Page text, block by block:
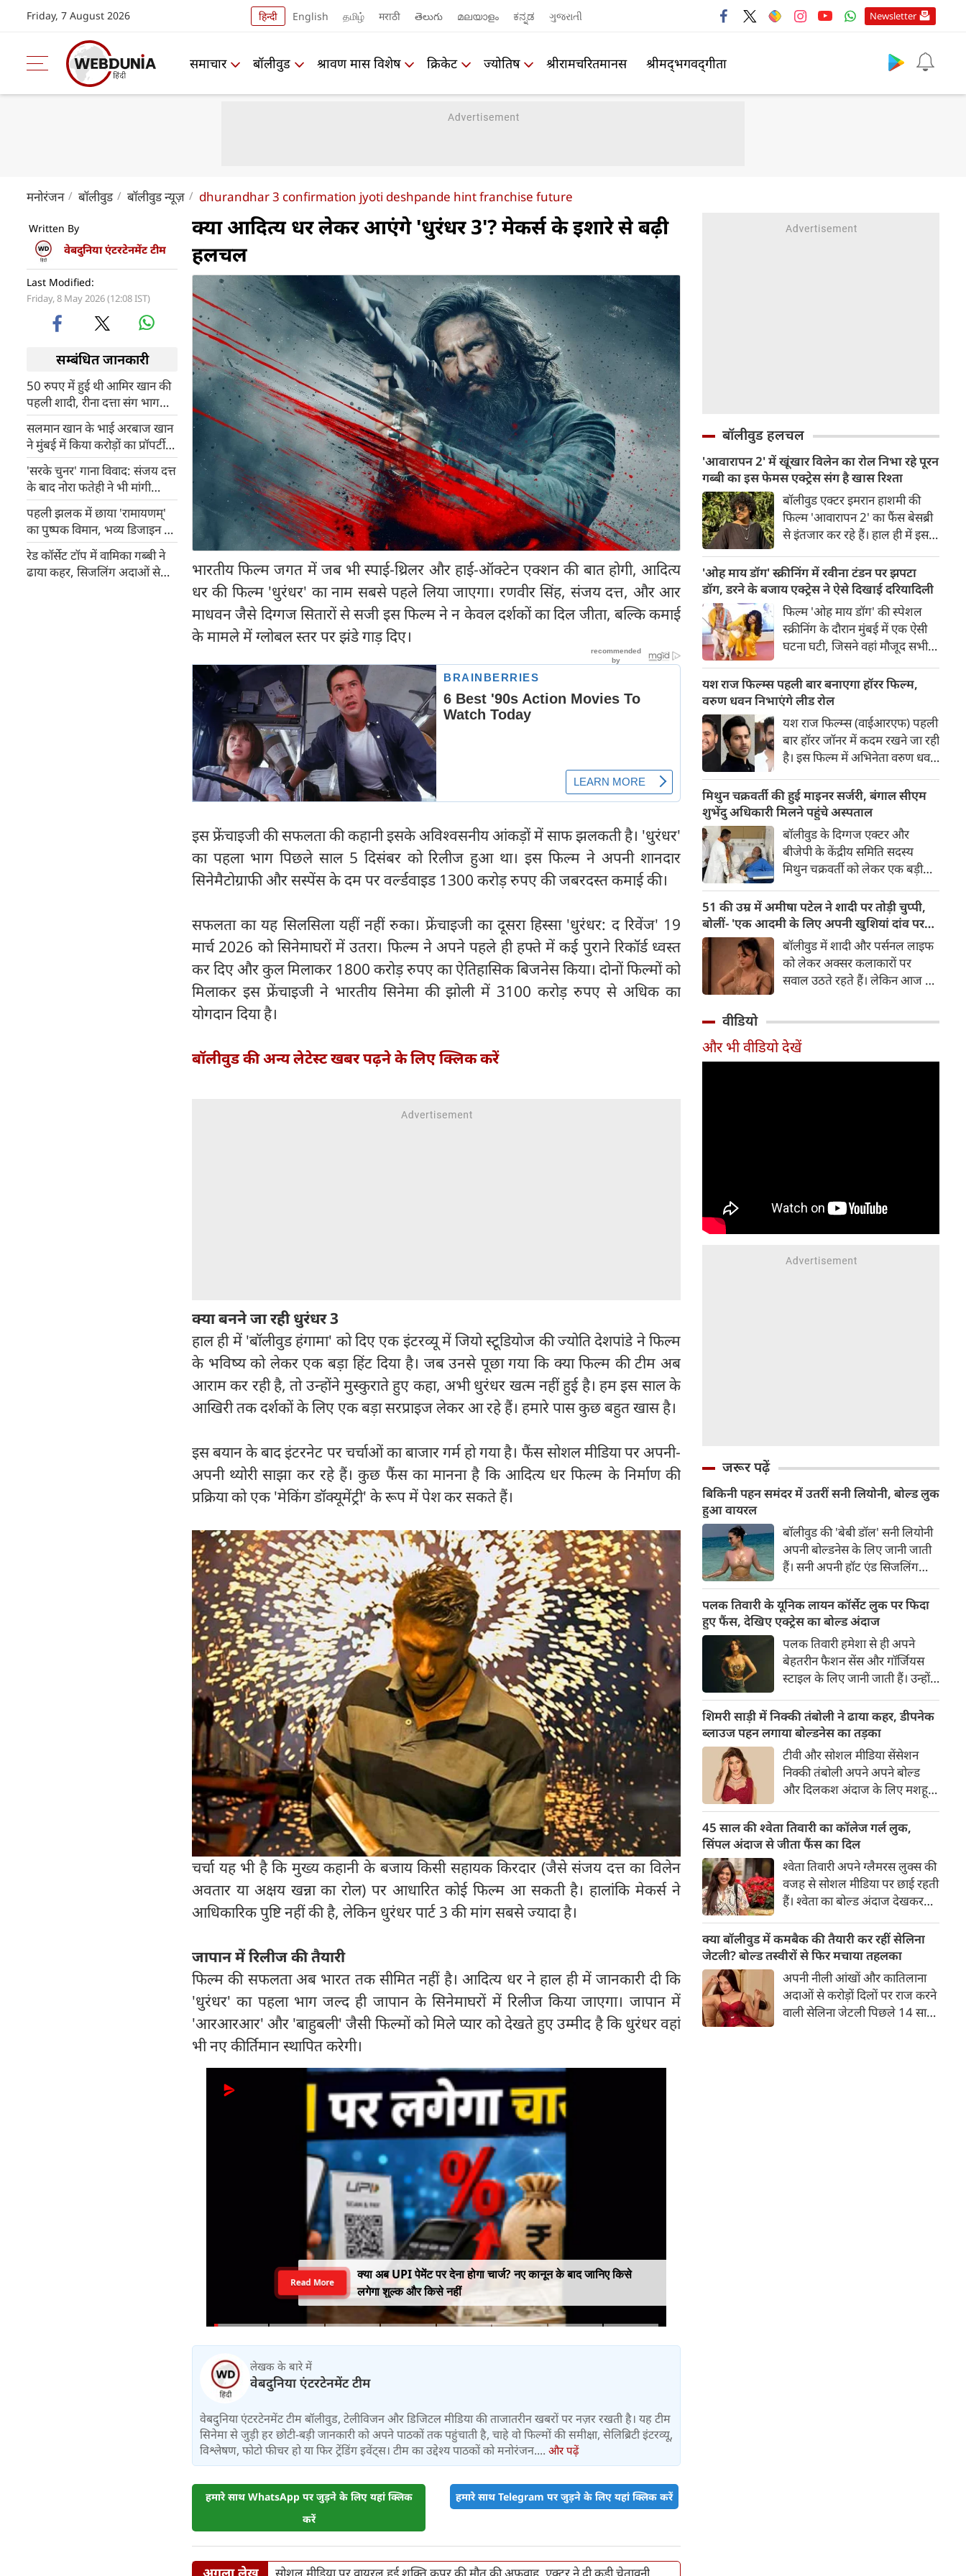
Friday, 7 August 2026 हिन्दी English தமிழ் मराठी తెలుగు മലയാളം ಕನ್ನಡ ગુજરાતી Newsletter
समाचार बॉलीवुड श्रावण मास विशेष क्रिकेट ज्योतिष श्रीरामचरितमानस श्रीमद्‍भगवद्‍गीता
मनोरंजन बॉलीवुड बॉलीवुड न्यूज़ dhurandhar 3 confirmation jyoti deshpande hint franchise future
Written By
वेबदुनिया एंटरटेनमेंट टीम
Last Modified:
Friday, 8 May 2026 (12:08 IST)
सम्बंधित जानकारी
50 रुपए में हुई थी आमिर खान की
पहली शादी, रीना दत्ता संग भागकर
रचाया था ब्याह
सलमान खान के भाई अरबाज खान
ने मुंबई में किया करोड़ों का प्रॉपर्टी
सौदा, इतने करोड़ में बेचा लग्जरी
फ्लैट
'सरके चुनर' गाना विवाद: संजय दत्त
के बाद नोरा फतेही ने भी मांगी
माफी, अनाथ बच्चियों की शिक्षा का
उठाया जिम्मा
पहली झलक में छाया 'रामायणम्'
का पुष्पक विमान, भव्य डिजाइन ने
बढ़ाई एक्साइटमेंट
रेड कॉर्सेट टॉप में वामिका गब्बी ने
ढाया कहर, सिजलिंग अदाओं से
क्या आदित्य धर लेकर आएंगे 'धुरंधर 3'? मेकर्स के इशारे से बढ़ी
हलचल
भारतीय फिल्म जगत में जब भी स्पाई-थ्रिलर और हाई-ऑक्टेन एक्शन की बात होगी, आदित्य
धर की फिल्म 'धुरंधर' का नाम सबसे पहले लिया जाएगा। रणवीर सिंह, संजय दत्त, और आर
माधवन जैसे दिग्गज सितारों से सजी इस फिल्म ने न केवल दर्शकों का दिल जीता, बल्कि कमाई
के मामले में ग्लोबल स्तर पर झंडे गाड़ दिए।
इस फ्रेंचाइजी की सफलता की कहानी इसके अविश्वसनीय आंकड़ों में साफ झलकती है। 'धुरंधर'
का पहला भाग पिछले साल 5 दिसंबर को रिलीज हुआ था। इस फिल्म ने अपनी शानदार
सिनेमैटोग्राफी और सस्पेंस के दम पर वर्ल्डवाइड 1300 करोड़ रुपए की जबरदस्त कमाई की।
सफलता का यह सिलसिला यहीं नहीं रुका। फ्रेंचाइजी का दूसरा हिस्सा 'धुरंधर: द रिवेंज' 19
मार्च 2026 को सिनेमाघरों में उतरा। फिल्म ने अपने पहले ही हफ्ते में कई पुराने रिकॉर्ड ध्वस्त
कर दिए और कुल मिलाकर 1800 करोड़ रुपए का ऐतिहासिक बिजनेस किया। दोनों फिल्मों को
मिलाकर इस फ्रेंचाइजी ने भारतीय सिनेमा की झोली में 3100 करोड़ रुपए से अधिक का
योगदान दिया है।
बॉलीवुड की अन्य लेटेस्ट खबर पढ़ने के लिए क्लिक करें
क्या बनने जा रही धुरंधर 3
हाल ही में 'बॉलीवुड हंगामा' को दिए एक इंटरव्यू में जियो स्टूडियोज की ज्योति देशपांडे ने फिल्म
के भविष्य को लेकर एक बड़ा हिंट दिया है। जब उनसे पूछा गया कि क्या फिल्म की टीम अब
आराम कर रही है, तो उन्होंने मुस्कुराते हुए कहा, अभी धुरंधर खत्म नहीं हुई है। हम इस साल के
आखिरी तक दर्शकों के लिए एक बड़ा सरप्राइज लेकर आ रहे हैं। हमारे पास कुछ बहुत खास है।
इस बयान के बाद इंटरनेट पर चर्चाओं का बाजार गर्म हो गया है। फैंस सोशल मीडिया पर अपनी-
अपनी थ्योरी साझा कर रहे हैं। कुछ फैंस का मानना है कि आदित्य धर फिल्म के निर्माण की
प्रक्रिया को एक 'मेकिंग डॉक्यूमेंट्री' के रूप में पेश कर सकते हैं।
चर्चा यह भी है कि मुख्य कहानी के बजाय किसी सहायक किरदार (जैसे संजय दत्त का विलेन
अवतार या अक्षय खन्ना का रोल) पर आधारित कोई फिल्म आ सकती है। हालांकि मेकर्स ने
आधिकारिक पुष्टि नहीं की है, लेकिन धुरंधर पार्ट 3 की मांग सबसे ज्यादा है।
जापान में रिलीज की तैयारी
फिल्म की सफलता अब भारत तक सीमित नहीं है। आदित्य धर ने हाल ही में जानकारी दी कि
'धुरंधर' का पहला भाग जल्द ही जापान के सिनेमाघरों में रिलीज किया जाएगा। जापान में
'आरआरआर' और 'बाहुबली' जैसी फिल्मों को मिले प्यार को देखते हुए उम्मीद है कि धुरंधर वहां
भी नए कीर्तिमान स्थापित करेगी।
क्या अब UPI पेमेंट पर देना होगा चार्ज? नए कानून के बाद जानिए किसे
लगेगा शुल्क और किसे नहीं
Read More
लेखक के बारे में
वेबदुनिया एंटरटेनमेंट टीम
वेबदुनिया एंटरटेनमेंट टीम बॉलीवुड, टेलीविजन और डिजिटल मीडिया की ताजातरीन खबरों पर नज़र रखती है। यह टीम
सिनेमा से जुड़ी हर छोटी-बड़ी जानकारी को अपने पाठकों तक पहुंचाती है, चाहे वो फिल्मों की समीक्षा, सेलिब्रिटी इंटरव्यू,
विश्लेषण, फोटो फीचर हो या फिर ट्रेंडिंग इवेंट्स। टीम का उद्देश्य पाठकों को मनोरंजन.... और पढ़ें
हमारे साथ WhatsApp पर जुड़ने के लिए यहां क्लिक
करें
हमारे साथ Telegram पर जुड़ने के लिए यहां क्लिक करें
अगला लेख सोशल मीडिया पर वायरल हुई शक्ति कपूर की मौत की अफवाह, एक्टर ने दी कड़ी चेतावनी
बॉलीवुड हलचल
'आवारापन 2' में खूंखार विलेन का रोल निभा रहे पूरन
गब्बी का इस फेमस एक्ट्रेस संग है खास रिश्ता
बॉलीवुड एक्टर इमरान हाशमी की
फिल्म 'आवारापन 2' का फैंस बेसब्री
से इंतजार कर रहे हैं। हाल ही में इस
दर्शकों का जबरदस्त रिस्पॉन्स मिला।
ट्रेलर में जितना इमरान हाशमी छाए
रहे उतना ही फिल्म के विलेन को भी
स्पेस मिला है।
'ओह माय डॉग' स्क्रीनिंग में रवीना टंडन पर झपटा
डॉग, डरने के बजाय एक्ट्रेस ने ऐसे दिखाई दरियादिली
फिल्म 'ओह माय डॉग' की स्पेशल
स्क्रीनिंग के दौरान मुंबई में एक ऐसी
घटना घटी, जिसने वहां मौजूद सभी
पैपराजी को पोज दे रहीं बॉलीवुड की
अभिनेत्री रवीना टंडन पर फिल्म का
चार पैरों वाला मुख्य कलाकार (डॉग
स्टार) अचानक बेकाबू होकर झपट
पड़ा।
यश राज फिल्म्स पहली बार बनाएगा हॉरर फिल्म,
वरुण धवन निभाएंगे लीड रोल
यश राज फिल्म्स (वाईआरएफ) पहली
बार हॉरर जॉनर में कदम रखने जा रही
है। इस फिल्म में अभिनेता वरुण धवन
निर्देशन और पटकथा की जिम्मेदारी
'रॉकेट बॉयज़' से चर्चित अभय पन्नू
संभालेंगे। फिल्म की शूटिंग इस वर्ष के
अंत में शुरू होने की योजना है और
इसे वर्ष 2027 में दुनियाभर के
सिनेमाघरों में रिलीज़ किया जाएगा।
मिथुन चक्रवर्ती की हुई माइनर सर्जरी, बंगाल सीएम
शुभेंदु अधिकारी मिलने पहुंचे अस्पताल
बॉलीवुड के दिग्गज एक्टर और
बीजेपी के केंद्रीय समिति सदस्य
मिथुन चक्रवर्ती को लेकर एक बड़ी
समस्याओं के चलते उन्हें कोलकाता
के एक निजी अस्पताल में भर्ती
कराया गया है, जहां डॉक्टरों की टीम
ने उनके दाहिने हाथ की एक माइनर
सर्जरी की है।
51 की उम्र में अमीषा पटेल ने शादी पर तोड़ी चुप्पी,
बोलीं- 'एक आदमी के लिए अपनी खुशियां दांव पर
नहीं लगा सकती' बॉलीवुड में शादी और पर्सनल लाइफ
को लेकर अक्सर कलाकारों पर
सवाल उठते रहते हैं। लेकिन आज के
और सुष्मिता सेन जैसी हस्तियों के
बाद अब 'गदर' फेम अभिनेत्री अमीषा
वीडियो
और भी वीडियो देखें
जरूर पढ़ें
बिकिनी पहन समंदर में उतरीं सनी लियोनी, बोल्ड लुक
हुआ वायरल
बॉलीवुड की 'बेबी डॉल' सनी लियोनी
अपनी बोल्डनेस के लिए जानी जाती
हैं। सनी अपनी हॉट एंड सिजलिंग
रहती हैं। फैंस सनी लियोनी की तस्वीरों
का बेसब्री से इंतजार करते हैं। इस बार
सनी लियोनी ने मालदीव वेकेशन से
अपनी कुछ बोल्ड तस्वीरें शेयर की है।
पलक तिवारी के यूनिक लायन कॉर्सेट लुक पर फिदा
हुए फैंस, देखिए एक्ट्रेस का बोल्ड अंदाज
पलक तिवारी हमेशा से ही अपने
बेहतरीन फैशन सेंस और गॉर्जियस
स्टाइल के लिए जानी जाती हैं। उन्होंने
फिर फैंस का दिल जीत लिया है।
पलक ने एक बेहद यूनीक और
स्टाइलिश गोल्डन कॉर्सेट टॉप में
अपनी कुछ तस्वीरें शेयर की है।
शिमरी साड़ी में निक्की तंबोली ने ढाया कहर, डीपनेक
ब्लाउज पहन लगाया बोल्डनेस का तड़का
टीवी और सोशल मीडिया सेंसेशन
निक्की तंबोली अपने अपने बोल्ड
और दिलकश अंदाज के लिए मशहूर
इंटरनेट पर तहलका मचाती रहती हैं।
इस बार निक्की ने मरून कलर की
साड़ी में अपनी कुछ सुपर सिजलिंग
तस्वीरें शेयर की है। खूबसूरत शिमरी
साड़ी में निक्की की अदाएं देखने
लायक है।
45 साल की श्वेता तिवारी का कॉलेज गर्ल लुक,
सिंपल अंदाज से जीता फैंस का दिल
श्वेता तिवारी अपने ग्लैमरस लुक्स की
वजह से सोशल मीडिया पर छाई रहती
हैं। श्वेता का बोल्ड अंदाज देखकर
बच्चों की मां हैं। 45 साल की श्वेता
तिवारी की तस्वीरों पर फैंस जमकर
प्यार लुटाते हैं। इस बार श्वेता तिवारी
ने वेकेशन से अपनी कुछ तस्वीरें शेयर
की है।
क्या बॉलीवुड में कमबैक की तैयारी कर रहीं सेलिना
जेटली? बोल्ड तस्वीरों से फिर मचाया तहलका
अपनी नीली आंखों और कातिलाना
अदाओं से करोड़ों दिलों पर राज करने
वाली सेलिना जेटली पिछले 14 साल